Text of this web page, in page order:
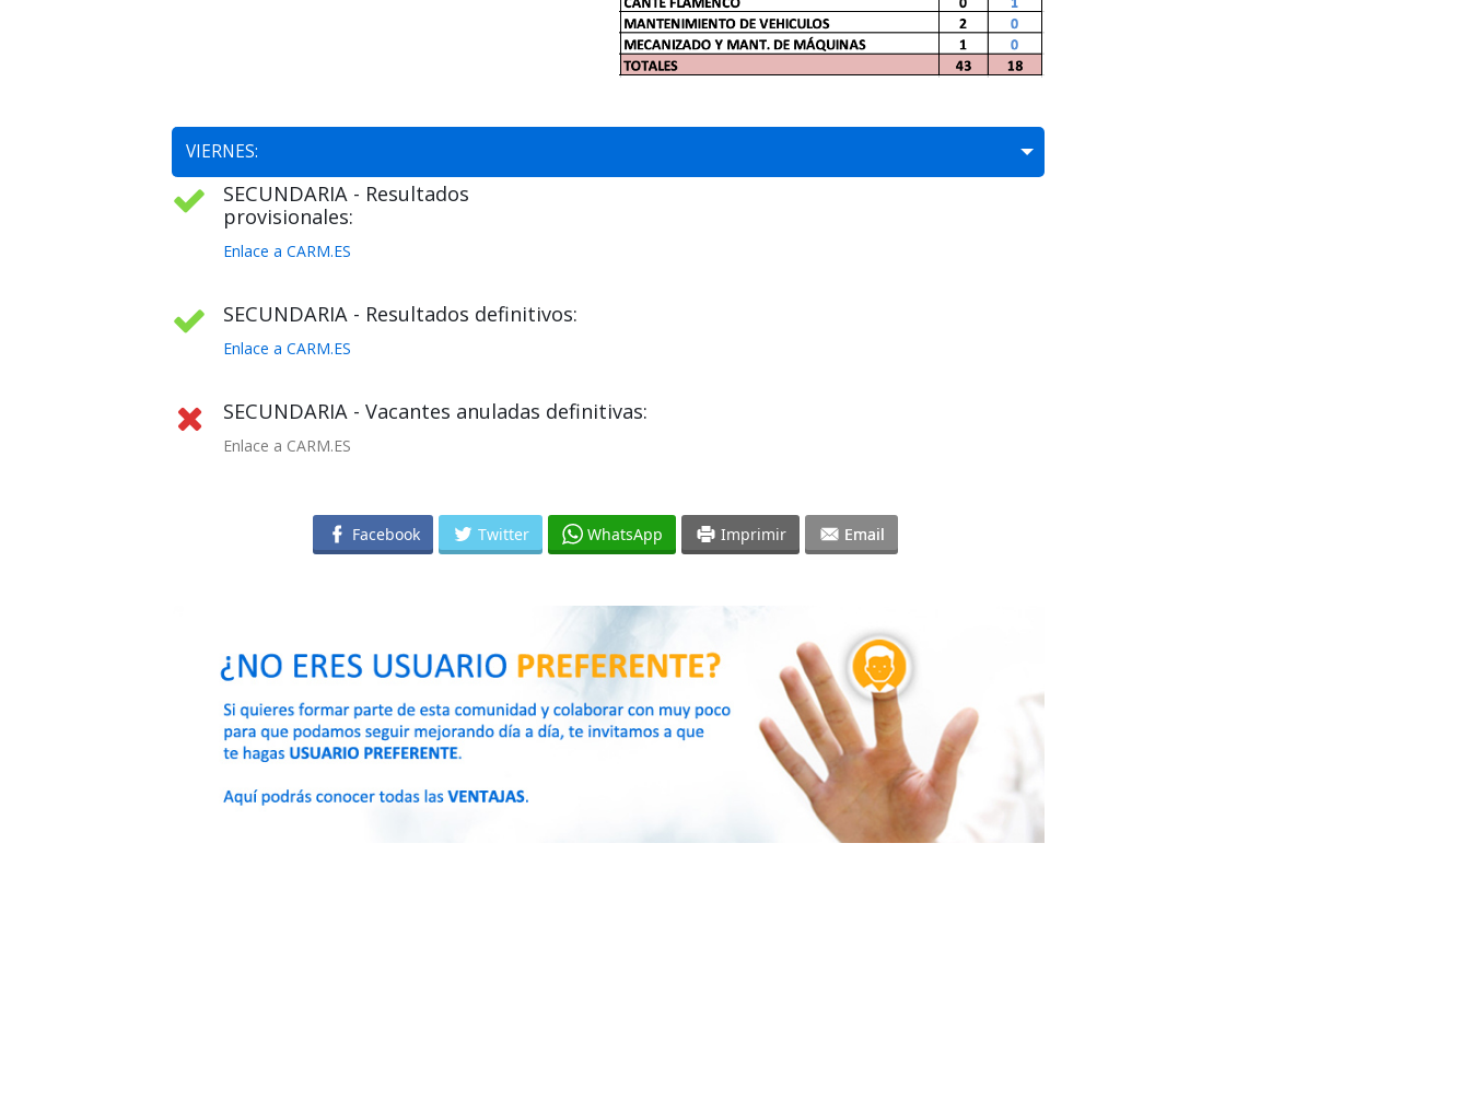
VIERNES:
SECUNDARIA - Resultados
provisionales:
Enlace a CARM.ES
SECUNDARIA - Resultados definitivos:
Enlace a CARM.ES
SECUNDARIA - Vacantes anuladas definitivas:
Enlace a CARM.ES
Facebook Twitter WhatsApp Imprimir Email